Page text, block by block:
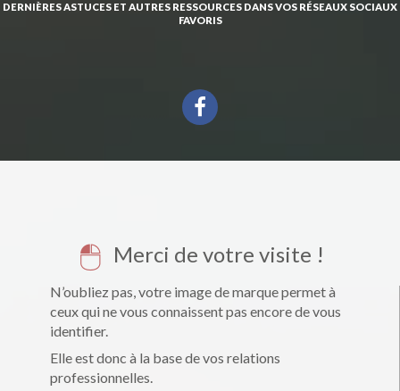
DERNIÈRES ASTUCES ET AUTRES RESSOURCES DANS VOS RÉSEAUX SOCIAUX
FAVORIS
Merci de votre visite !
N’oubliez pas, votre image de marque permet à
ceux qui ne vous connaissent pas encore de vous
identifier.
Elle est donc à la base de vos relations
professionnelles.